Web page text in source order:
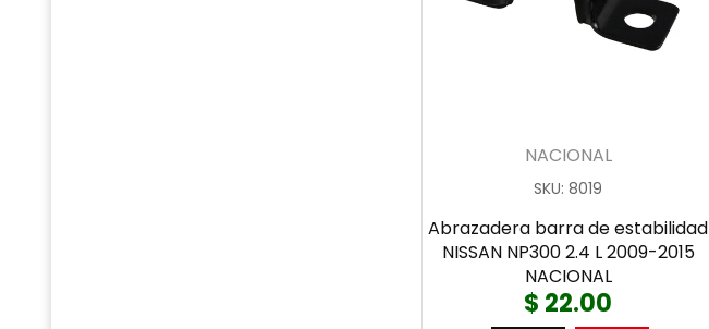
NACIONAL
SKU:8019
Abrazadera barra de estabilidad
NISSAN NP300 2.4 L 2009-2015
NACIONAL
$ 22.00